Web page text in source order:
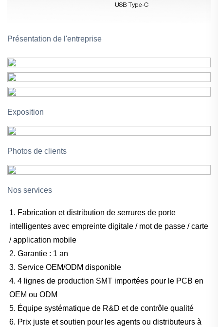
Présentation de l'entreprise
Exposition
Photos de clients
Nos services
1. Fabrication et distribution de serrures de porte
intelligentes avec empreinte digitale / mot de passe / carte
/ application mobile
2. Garantie : 1 an
3. Service OEM/ODM disponible
4. 4 lignes de production SMT importées pour le PCB en
OEM ou ODM
5. Équipe systématique de R&D et de contrôle qualité
6. Prix juste et soutien pour les agents ou distributeurs à